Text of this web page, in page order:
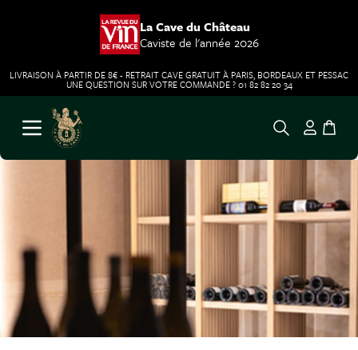
La Cave du Château
Caviste de l'année 2026
LIVRAISON À PARTIR DE 8€ - RETRAIT CAVE GRATUIT À PARIS, BORDEAUX ET PESSAC
UNE QUESTION SUR VOTRE COMMANDE ? 01 82 82 20 34
Aller au contenu
Ouvrir le menu